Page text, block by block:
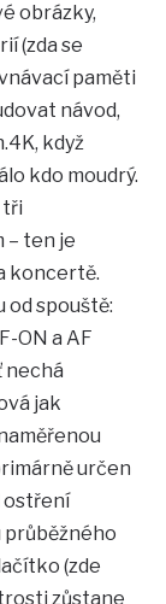
obrázky,
(zda se
paměti
návod,
když
kdo moudrý.
tři
– ten je
koncertě.
od spouště:
ON a AF
nechá
jak
určen
ostření
(zde
zůstane